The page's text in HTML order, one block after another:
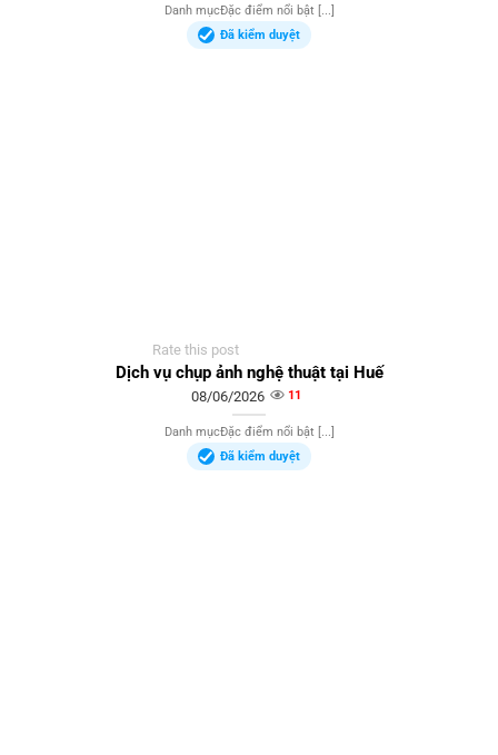
Danh mụcĐặc điểm nổi bật [...]
Đã kiểm duyệt
Rate this post
Dịch vụ chụp ảnh nghệ thuật tại Huế
08/06/2026 11
Danh mụcĐặc điểm nổi bật [...]
Đã kiểm duyệt